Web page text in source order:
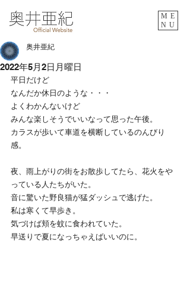
ME
NU
2022年5月2日月曜日
奥井亜紀
平日だけど
なんだか休日のような・・・
よくわかんないけど
みんな楽しそうでいいなって思った午後。
カラスが歩いて車道を横断しているのんびり
感。
夜、雨上がりの街をお散歩してたら、花火をや
っている人たちがいた。
音に驚いた野良猫が猛ダッシュで逃げた。
私は寒くて早歩き。
気づけば頬を蚊に食われていた。
早送りで夏になっちゃえばいいのに。